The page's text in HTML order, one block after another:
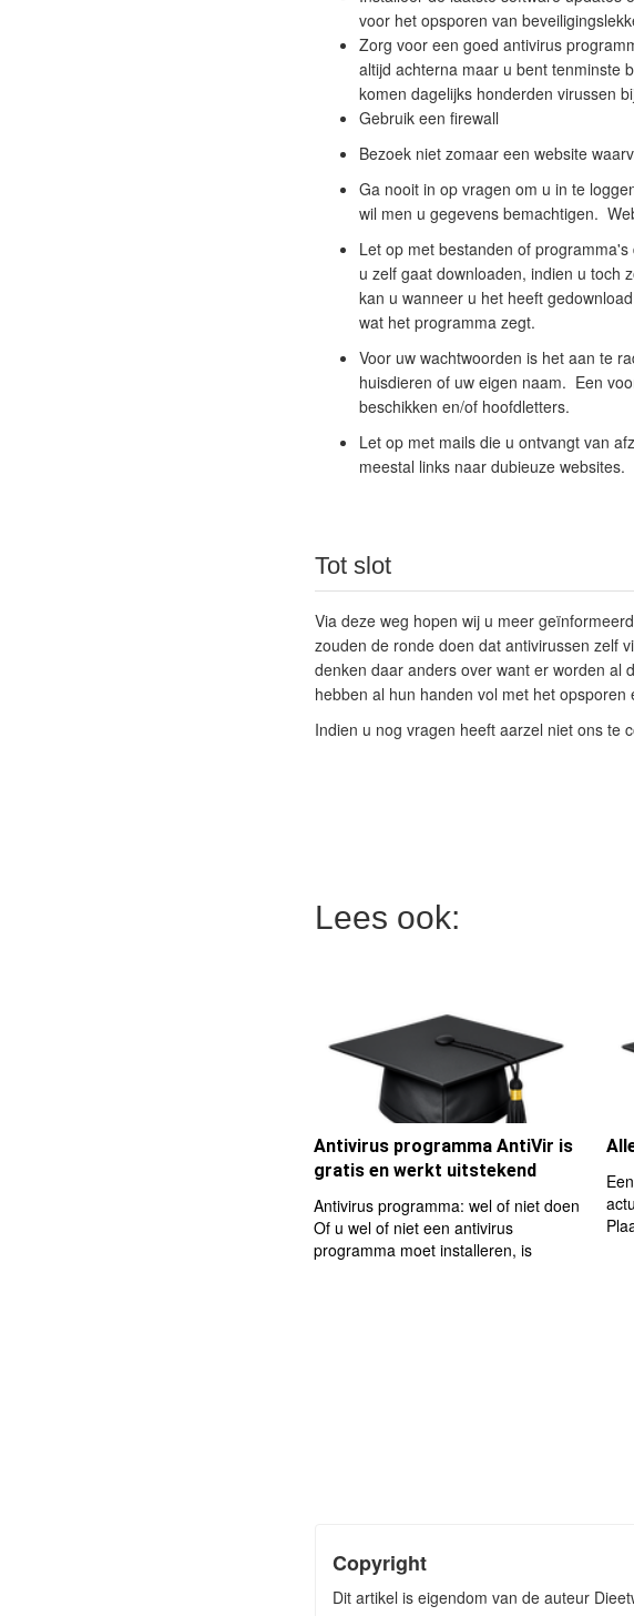
voor het opsporen van
Zorg voor een goed antivirus
altijd achterna maar u bent tenminste
komen dagelijks honderden virussen
Gebruik een firewall
Bezoek niet zomaar een website
Ga nooit in op vragen om u in te
wil men u gegevens bemachtigen.
Let op met bestanden of
u zelf gaat downloaden, indien u toch
kan u wanneer u het heeft
wat het programma zegt.
Voor uw wachtwoorden is het aan te
huisdieren of uw eigen naam. Een
beschikken en/of hoofdletters.
Let op met mails die u ontvangt van
meestal links naar dubieuze websites.
Tot slot
Via deze weg hopen wij u meer
zouden de ronde doen dat antivirussen zelf
denken daar anders over want er worden al
hebben al hun handen vol met het
Indien u nog vragen heeft aarzel niet ons te
Lees ook:
Antivirus programma AntiVir is
gratis en werkt uitstekend
Antivirus programma: wel of niet doen
Of u wel of niet een antivirus
programma moet installeren, is
Copyright
Dit artikel is eigendom van de auteur